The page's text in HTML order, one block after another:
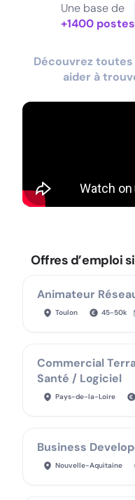
Une base de
+1400 postes
Découvrez
aider à
Offres d’emploi
Animateur
Toulon 45-50k
Commercial
Santé / Logiciel
Pays-de-la-Loire
Business
Nouvelle-Aquitaine